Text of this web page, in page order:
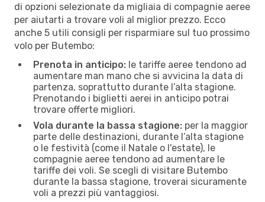
di opzioni selezionate da migliaia di compagnie aeree
per aiutarti a trovare voli al miglior prezzo. Ecco
anche 5 utili consigli per risparmiare sul tuo prossimo
volo per Butembo:
Prenota in anticipo: le tariffe aeree tendono ad
aumentare man mano che si avvicina la data di
partenza, soprattutto durante l’alta stagione.
Prenotando i biglietti aerei in anticipo potrai
trovare offerte migliori.
Vola durante la bassa stagione: per la maggior
parte delle destinazioni, durante l’alta stagione
o le festività (come il Natale o l'estate), le
compagnie aeree tendono ad aumentare le
tariffe dei voli. Se scegli di visitare Butembo
durante la bassa stagione, troverai sicuramente
voli a prezzi più vantaggiosi.